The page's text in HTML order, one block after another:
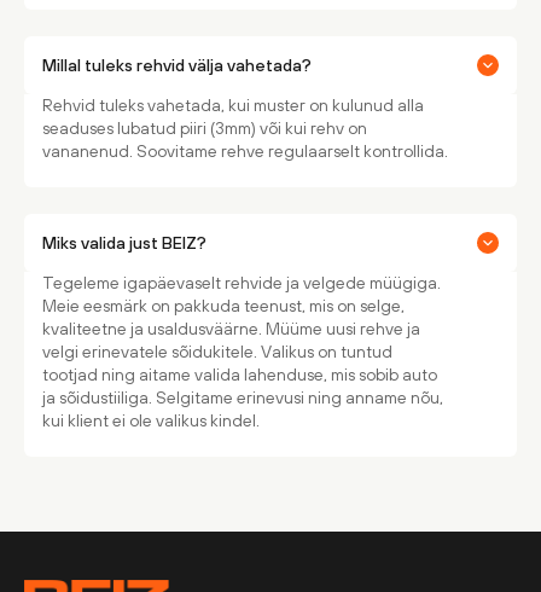
Millal tuleks rehvid välja vahetada?
Rehvid tuleks vahetada, kui muster on kulunud alla
seaduses lubatud piiri (3mm) või kui rehv on
vananenud. Soovitame rehve regulaarselt kontrollida.
Miks valida just BEIZ?
Tegeleme igapäevaselt rehvide ja velgede müügiga.
Meie eesmärk on pakkuda teenust, mis on selge,
kvaliteetne ja usaldusväärne. Müüme uusi rehve ja
velgi erinevatele sõidukitele. Valikus on tuntud
tootjad ning aitame valida lahenduse, mis sobib auto
ja sõidustiiliga. Selgitame erinevusi ning anname nõu,
kui klient ei ole valikus kindel.